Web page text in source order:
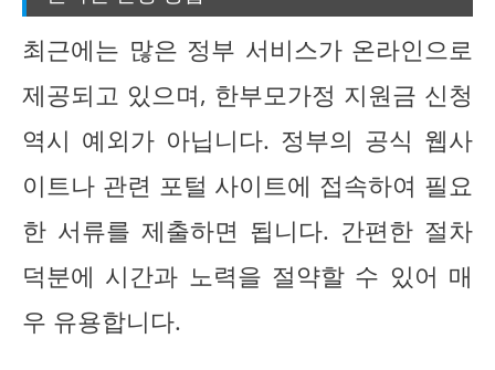
최근에는 많은 정부 서비스가 온라인으로
제공되고 있으며, 한부모가정 지원금 신청
역시 예외가 아닙니다. 정부의 공식 웹사
이트나 관련 포털 사이트에 접속하여 필요
한 서류를 제출하면 됩니다. 간편한 절차
덕분에 시간과 노력을 절약할 수 있어 매
우 유용합니다.